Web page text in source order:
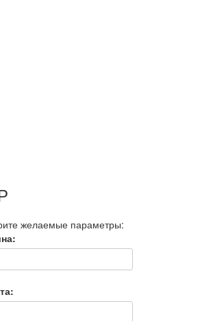
желаемые параметры: